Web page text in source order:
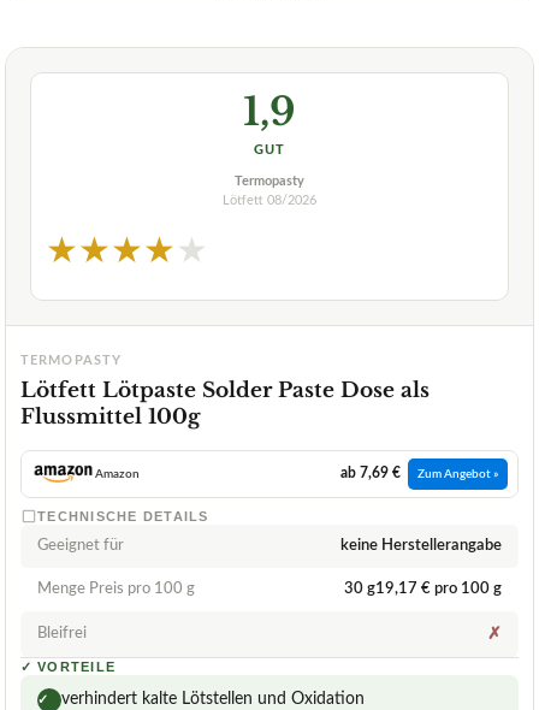
1,9
GUT
Termopasty
Lötfett 08/2026
★★★★★
TERMOPASTY
Lötfett Lötpaste Solder Paste Dose als
Flussmittel 100g
Amazon ab 7,69 € Zum Angebot »
TECHNISCHE DETAILS
Geeignet für keine Herstellerangabe
Menge Preis pro 100 g 30 g19,17 € pro 100 g
Bleifrei ✗
✓ VORTEILE
✓ verhindert kalte Lötstellen und Oxidation